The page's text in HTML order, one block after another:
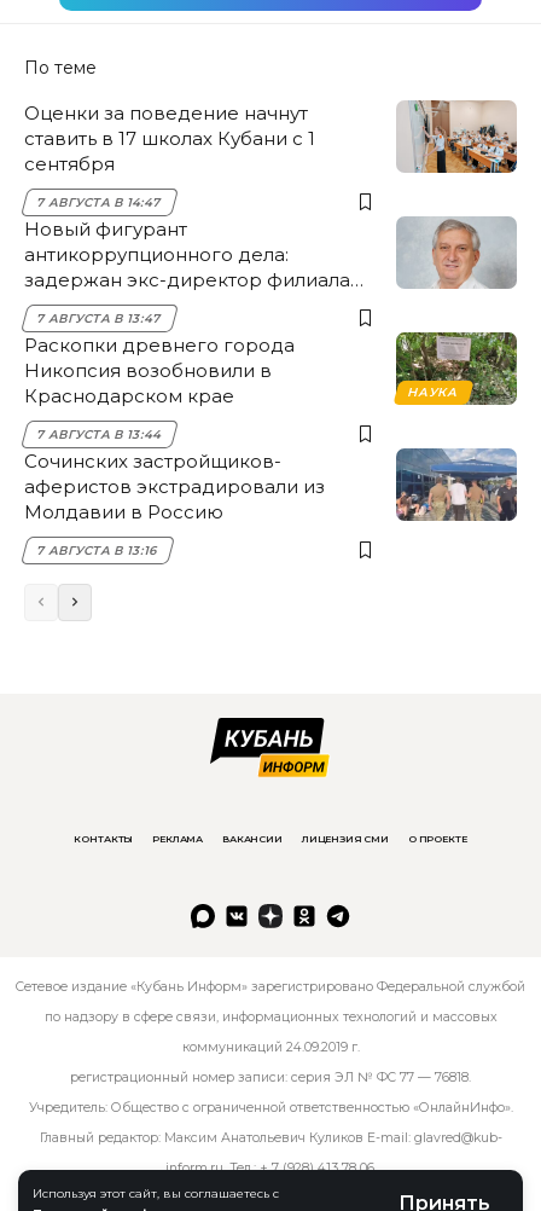
Используя этот сайт, вы соглашаетесь с
Принять
По теме
Оценки за поведение начнут
ставить в 17 школах Кубани с 1
сентября
7 АВГУСТА В 14:47
Новый фигурант
антикоррупционного дела:
задержан экс-директор филиала
НЭСК Крымска
7 АВГУСТА В 13:47
НАУКА
Раскопки древнего города
Никопсия возобновили в
Краснодарском крае
7 АВГУСТА В 13:44
Сочинских застройщиков-
аферистов экстрадировали из
Молдавии в Россию
7 АВГУСТА В 13:16
КОНТАКТЫ РЕКЛАМА ВАКАНСИИ ЛИЦЕНЗИЯ СМИ О ПРОЕКТЕ
Сетевое издание «Кубань Информ» зарегистрировано Федеральной службой
по надзору в сфере связи, информационных технологий и массовых
коммуникаций 24.09.2019 г.
регистрационный номер записи: серия ЭЛ № ФС 77 — 76818.
Учредитель: Общество с ограниченной ответственностью «ОнлайнИнфо».
Главный редактор: Максим Анатольевич Куликов E-mail: glavred@kub-
inform.ru. Тел.:+ 7 (928) 413 78 06.